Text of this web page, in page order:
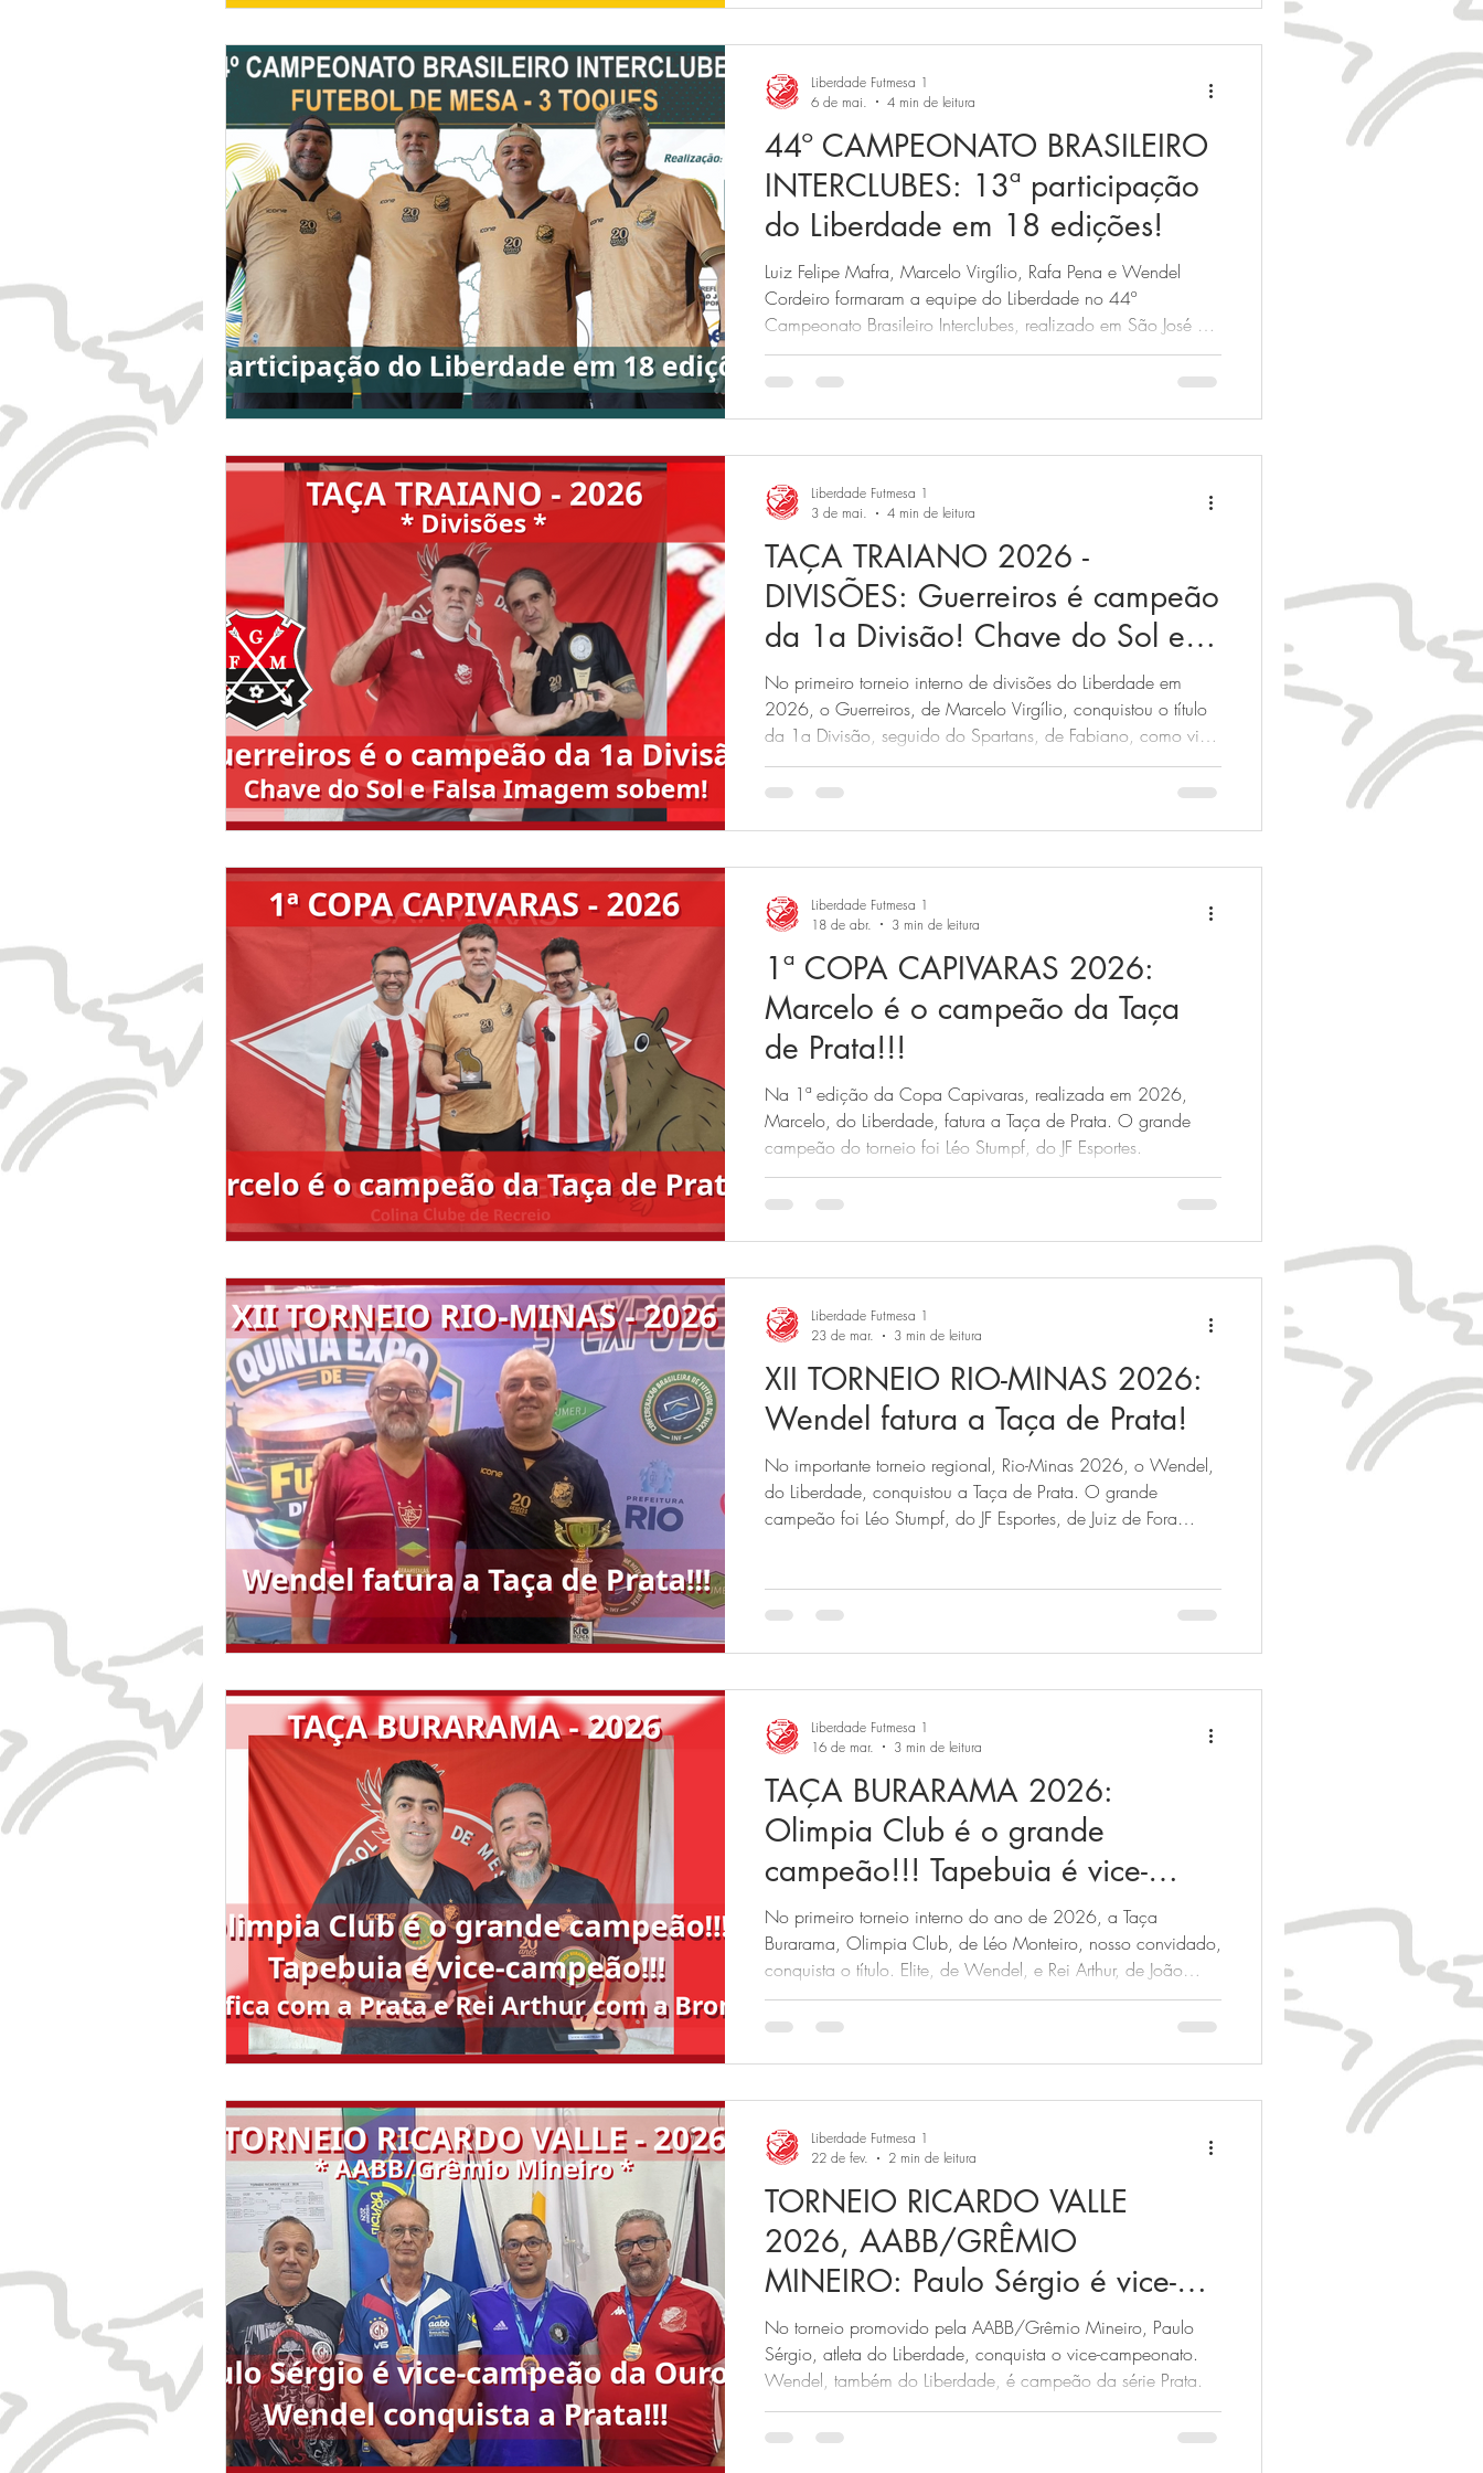
44º CAMPEONATO BRASILEIRO
INTERCLUBES: 13ª participação
do Liberdade em 18 edições!
Luiz Felipe Mafra, Marcelo Virgílio, Rafa Pena e Wendel
Cordeiro formaram a equipe do Liberdade no 44º
Campeonato Brasileiro Interclubes, realizado em São José do
Rio Preto (SP). A equipe dona da casa, o América, foi a
grande campeã.
Liberdade Futmesa 1
6 de mai.
4 min de leitura
TAÇA TRAIANO 2026 -
DIVISÕES: Guerreiros é campeão
da 1a Divisão! Chave do Sol e
Falsa Imagem sobem!
No primeiro torneio interno de divisões do Liberdade em
2026, o Guerreiros, de Marcelo Virgílio, conquistou o título
da 1a Divisão, seguido do Spartans, de Fabiano, como vice-
campeão. Pela 2a Divisão, Chave do Sol, de Vinícius, e
Falsa Imagem, de Júnior, conseguiram o acesso à primeirona.
Liberdade Futmesa 1
3 de mai.
4 min de leitura
1ª COPA CAPIVARAS 2026:
Marcelo é o campeão da Taça
de Prata!!!
Na 1ª edição da Copa Capivaras, realizada em 2026,
Marcelo, do Liberdade, fatura a Taça de Prata. O grande
campeão do torneio foi Léo Stumpf, do JF Esportes.
Liberdade Futmesa 1
18 de abr.
3 min de leitura
XII TORNEIO RIO-MINAS 2026:
Wendel fatura a Taça de Prata!
No importante torneio regional, Rio-Minas 2026, o Wendel,
do Liberdade, conquistou a Taça de Prata. O grande
campeão foi Léo Stumpf, do JF Esportes, de Juiz de Fora
Liberdade Futmesa 1
23 de mar.
3 min de leitura
TAÇA BURARAMA 2026:
Olimpia Club é o grande
campeão!!! Tapebuia é vice-
campeão! Elite fica com a Prata e
Rei Arthur com a Bronze!
No primeiro torneio interno do ano de 2026, a Taça
Burarama, Olimpia Club, de Léo Monteiro, nosso convidado,
conquista o título. Elite, de Wendel, e Rei Arthur, de João
Eduardo, faturam a Prata e a Bronze, respectivamente.
Liberdade Futmesa 1
16 de mar.
3 min de leitura
TORNEIO RICARDO VALLE
2026, AABB/GRÊMIO
MINEIRO: Paulo Sérgio é vice-
campeão da Ouro!!! Wendel
conquista a Prata!!!
No torneio promovido pela AABB/Grêmio Mineiro, Paulo
Sérgio, atleta do Liberdade, conquista o vice-campeonato.
Wendel, também do Liberdade, é campeão da série Prata.
Liberdade Futmesa 1
22 de fev.
2 min de leitura